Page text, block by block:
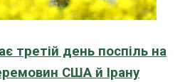
третій день поспіль на
США й Ірану